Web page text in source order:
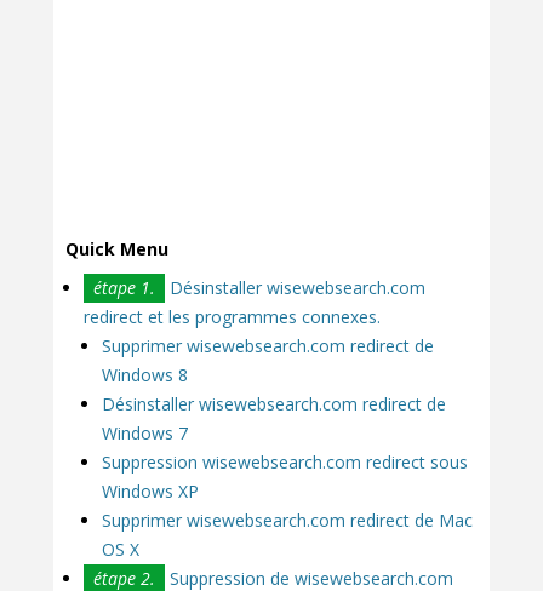
Quick Menu
étape 1.
Désinstaller wisewebsearch.com
redirect et les programmes connexes.
Supprimer wisewebsearch.com redirect de
Windows 8
Désinstaller wisewebsearch.com redirect de
Windows 7
Suppression wisewebsearch.com redirect sous
Windows XP
Supprimer wisewebsearch.com redirect de Mac
OS X
étape 2.
Suppression de wisewebsearch.com